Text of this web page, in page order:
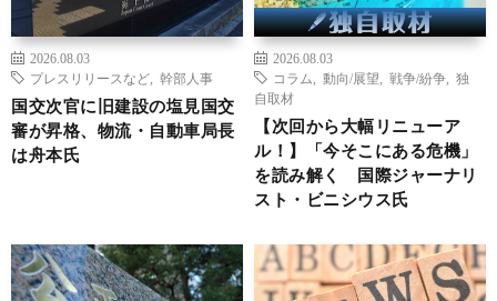
2026.08.03
プレスリリースなど
幹部人事
国交次官に旧建設の塩見国交
審が昇格、物流・自動車局長
は舟本氏
2026.08.03
コラム
動向/展望 戦争/紛争
独
自取材
【次回から大幅リニューア
ル！】「今そこにある危機」
を読み解く 国際ジャーナリ
スト・ビニシウス氏